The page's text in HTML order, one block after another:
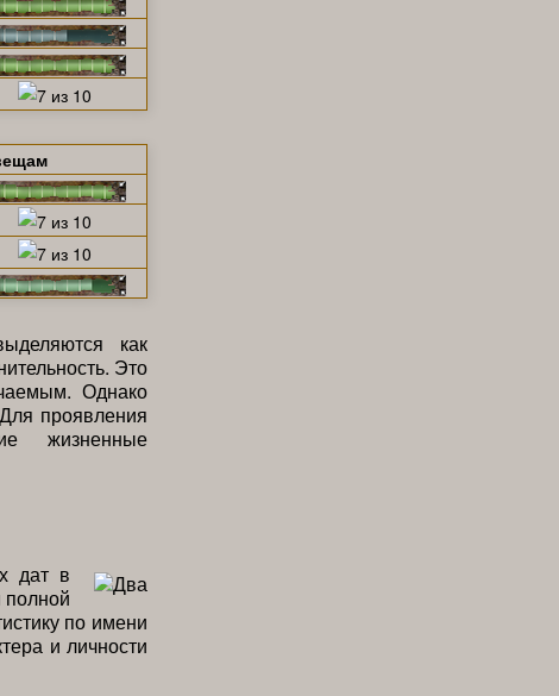
как
Это
Однако
проявления
жизненные
дат в
полной
по имени
и личности